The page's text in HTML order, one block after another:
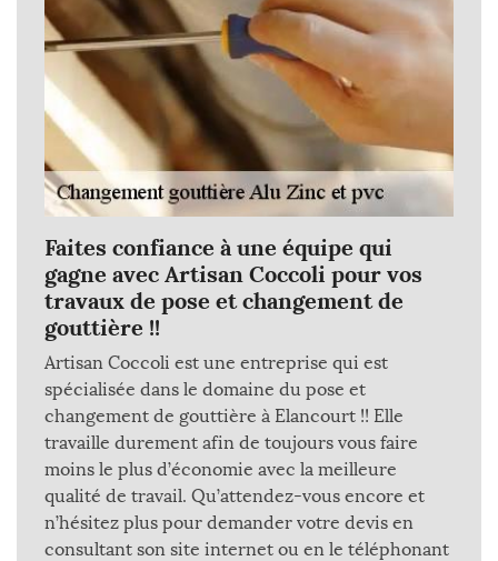
Faites confiance à une équipe qui
gagne avec Artisan Coccoli pour vos
travaux de pose et changement de
gouttière !!
Artisan Coccoli est une entreprise qui est
spécialisée dans le domaine du pose et
changement de gouttière à Elancourt !! Elle
travaille durement afin de toujours vous faire
moins le plus d’économie avec la meilleure
qualité de travail. Qu’attendez-vous encore et
n’hésitez plus pour demander votre devis en
consultant son site internet ou en le téléphonant